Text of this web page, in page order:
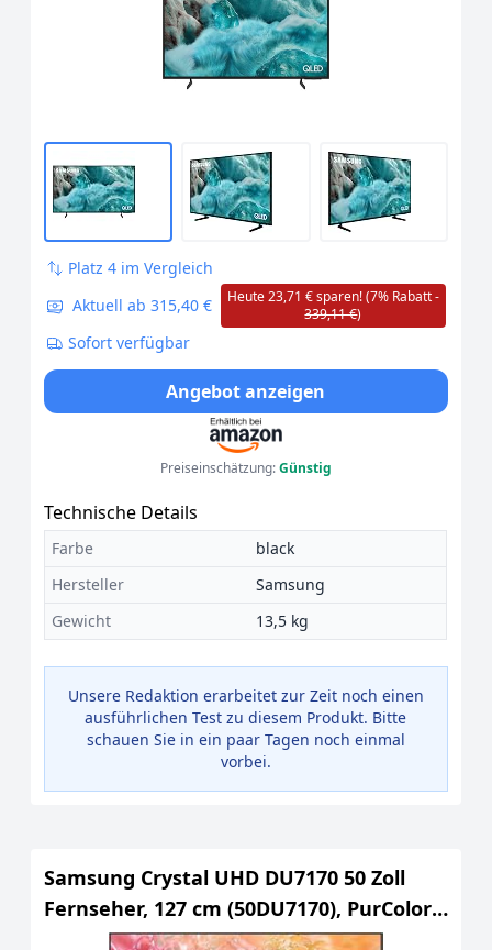
Platz 4 im Vergleich
Aktuell ab 315,40 €
Heute 23,71 € sparen! (7% Rabatt -
339,11 €)
Sofort verfügbar
Angebot anzeigen
Preiseinschätzung:Günstig
Technische Details
Farbe
black
Hersteller
Samsung
Gewicht
13,5 kg
Unsere Redaktion erarbeitet zur Zeit noch einen
ausführlichen Test zu diesem Produkt. Bitte
schauen Sie in ein paar Tagen noch einmal
vorbei.
Samsung Crystal UHD DU7170 50 Zoll
Fernseher, 127 cm (50DU7170), PurColor,
Crystal Prozessor 4K, Q-Symphony,